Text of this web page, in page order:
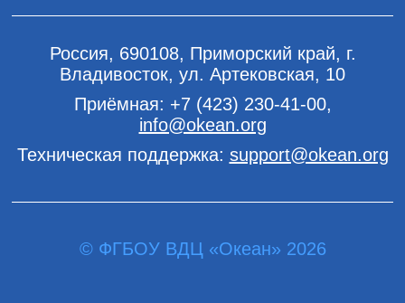
Россия, 690108, Приморский край, г.
Владивосток, ул. Артековская, 10
Приёмная: +7 (423) 230-41-00,
info@okean.org
Техническая поддержка: support@okean.org
© ФГБОУ ВДЦ «Океан» 2026